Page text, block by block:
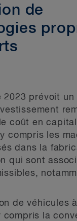
de
2023 prévoit un
coût en
compris les
dans la
qui sont
de véhicules
compris la